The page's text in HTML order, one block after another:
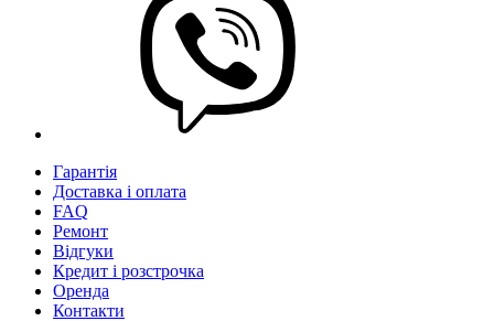
Гарантія
Доставка і оплата
FAQ
Ремонт
Відгуки
Кредит і розстрочка
Оренда
Контакти